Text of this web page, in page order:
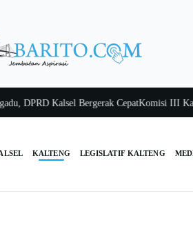
Kalsel Bergerak CepatKomisi III Kalsel
KALTENG LEGISLATIF KALTENG